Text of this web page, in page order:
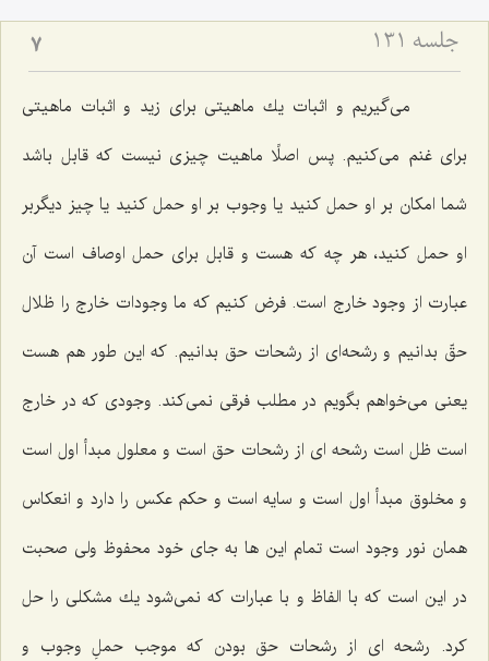
جلسه ۱۳۱ 7
مى‌گیریم و اثبات یك ماهیتى براى زید و اثبات ماهیتى
براى غنم مى‌كنیم. پس اصلًا ماهیت چیزى نیست كه قابل باشد
شما امكان بر او حمل كنید یا وجوب بر او حمل كنید یا چیز دیگربر
او حمل كنید، هر چه كه هست و قابل براى حمل اوصاف است آن
عبارت از وجود خارج است. فرض كنیم كه ما وجودات خارج را ظلال
حقّ بدانیم و رشحه‌اى از رشحات حق بدانیم. كه این طور هم هست
یعنى مى‌خواهم بگویم در مطلب فرقى نمى‌كند. وجودى كه در خارج
است ظل است رشحه اى از رشحات حق است و معلول مبدأ اول است
و مخلوق مبدأ اول است و سایه است و حكم عكس را دارد و انعكاس
همان نور وجود است تمام این ها به جاى خود محفوظ ولى صحبت
در این است كه با الفاظ و با عبارات كه نمى‌شود یك مشكلى را حل
كرد. رشحه اى از رشحات حق بودن كه موجب حملِ وجوب و